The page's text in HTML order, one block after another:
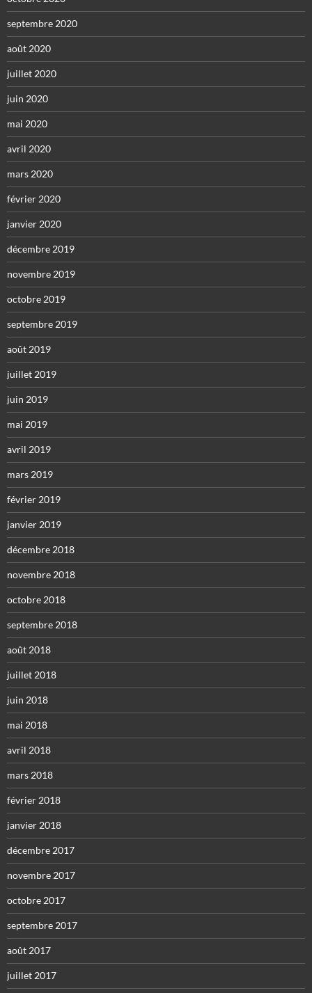
septembre 2020
août 2020
juillet 2020
juin 2020
mai 2020
avril 2020
mars 2020
février 2020
janvier 2020
décembre 2019
novembre 2019
octobre 2019
septembre 2019
août 2019
juillet 2019
juin 2019
mai 2019
avril 2019
mars 2019
février 2019
janvier 2019
décembre 2018
novembre 2018
octobre 2018
septembre 2018
août 2018
juillet 2018
juin 2018
mai 2018
avril 2018
mars 2018
février 2018
janvier 2018
décembre 2017
novembre 2017
octobre 2017
septembre 2017
août 2017
juillet 2017